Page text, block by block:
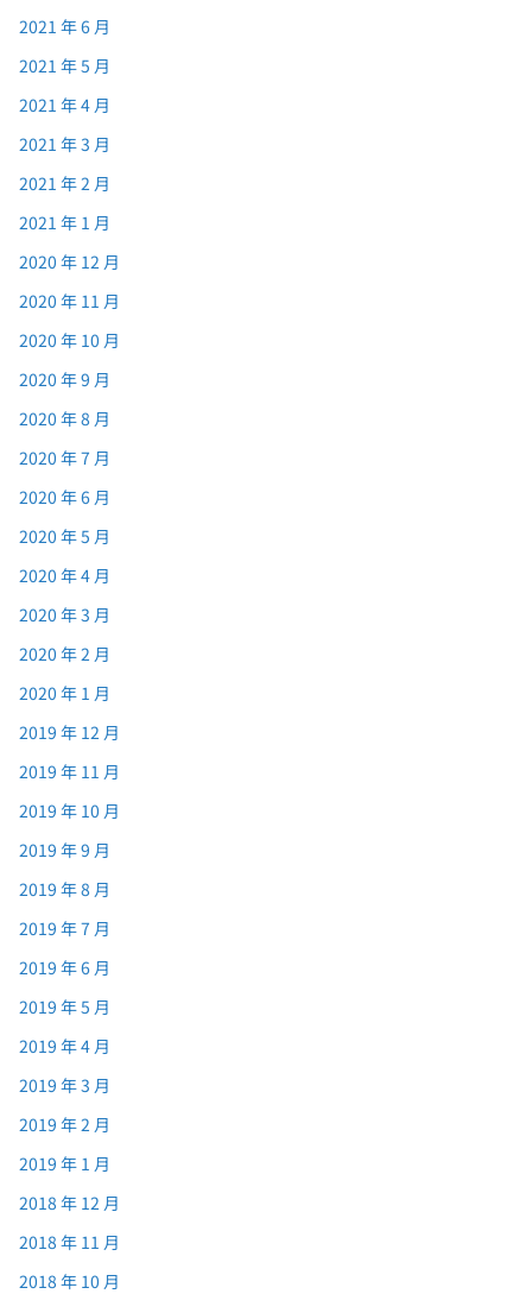
2021 年 6 月
2021 年 5 月
2021 年 4 月
2021 年 3 月
2021 年 2 月
2021 年 1 月
2020 年 12 月
2020 年 11 月
2020 年 10 月
2020 年 9 月
2020 年 8 月
2020 年 7 月
2020 年 6 月
2020 年 5 月
2020 年 4 月
2020 年 3 月
2020 年 2 月
2020 年 1 月
2019 年 12 月
2019 年 11 月
2019 年 10 月
2019 年 9 月
2019 年 8 月
2019 年 7 月
2019 年 6 月
2019 年 5 月
2019 年 4 月
2019 年 3 月
2019 年 2 月
2019 年 1 月
2018 年 12 月
2018 年 11 月
2018 年 10 月